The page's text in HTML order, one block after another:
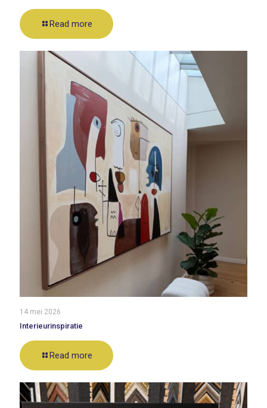
Read more
14 mei 2026
Interieurinspiratie
Read more